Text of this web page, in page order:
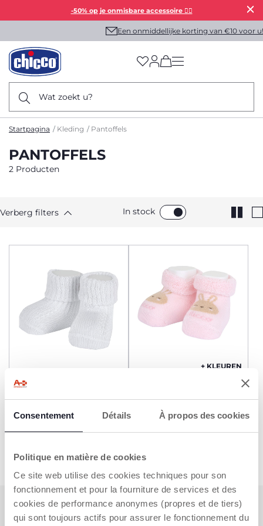
Consentement Détails À propos des cookies
Politique en matière de cookies
Ce site web utilise des cookies techniques pour son
fonctionnement et pour la fourniture de services et des
cookies de performance anonymes (propres et de tiers)
qui sont toujours actifs pour assurer le fonctionnement du
-50% op je onmisbare accessoire 👯‍♀️
Een onmiddellijke korting van €10 voor u!
Wat zoekt u?
(has more options
Startpagina Kleding Pantoffels
PANTOFFELS
2 Producten
Verberg filters In stock
Gebreide slofjes
TOEVOEGEN
+ KLEUREN
TOEVOEGEN
ABONNEER U OP ONZE NIEUWSBRIEF